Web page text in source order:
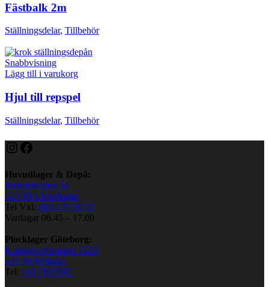
på
Fästbalk 2m
Ställningsdelar, Tillbehör
Snabbvisning
Lägg till i varukorg
Hjul till repspel
Ställningsdelar, Tillbehör
Instagram
Facebook
Huvudlager & Depå:
Industrivägen 34
523 90 Ulricehamn
Tel Vxl: 010-175 50 53
Vardagar 06.45 – 17.00
Plocklager Göteborg:
Kungsbackavägen 152D
431 90 Mölndal
Tel: 031-7605005